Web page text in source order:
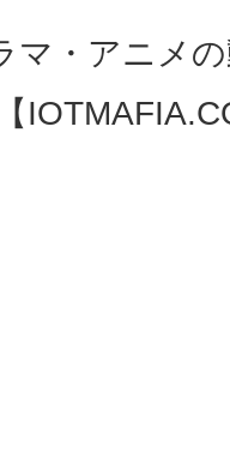
マ・アニメ
【